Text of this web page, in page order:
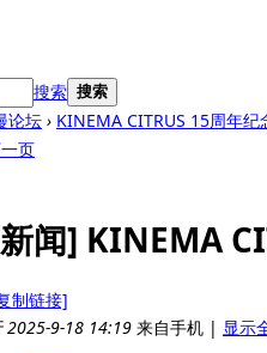
搜索 搜索
论坛 › KINEMA CITRUS 15周年
页
闻] KINEMA
制链接]
2025-9-18 14:19 来自手机 | 显示